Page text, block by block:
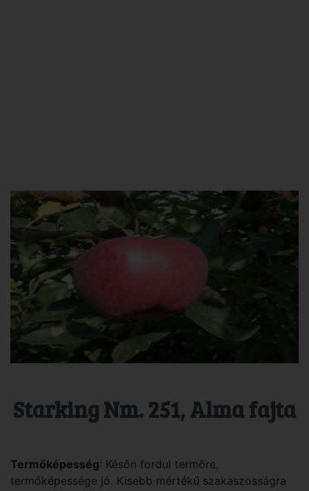
Starking Nm. 251, Alma fajta
Termőképesség: Későn fordul termőre,
termőképessége jó. Kisebb mértékű szakaszosságra